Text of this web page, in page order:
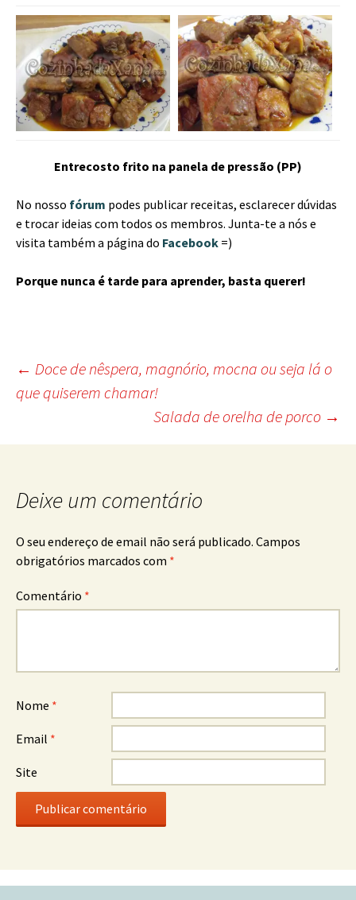
Entrecosto frito na panela de pressão (PP)
No nosso fórum podes publicar receitas, esclarecer dúvidas
e trocar ideias com todos os membros. Junta-te a nós e
visita também a página do Facebook =)
Porque nunca é tarde para aprender, basta querer!
Post
navigation
← Doce de nêspera, magnório, mocna ou seja lá o
que quiserem chamar!
Salada de orelha de porco →
Deixe um comentário
O seu endereço de email não será publicado. Campos
obrigatórios marcados com *
Comentário *
Nome *
Email *
Site